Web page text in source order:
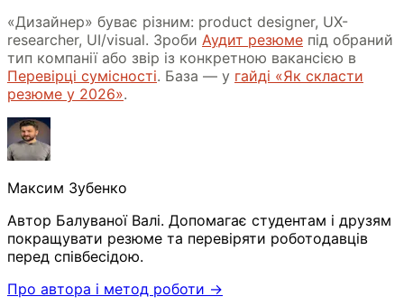
«Дизайнер» буває різним: product designer, UX-
researcher, UI/visual. Зроби Аудит резюме під обраний
тип компанії або звір із конкретною вакансією в
Перевірці сумісності. База — у гайді «Як скласти
резюме у 2026».
Максим Зубенко
Автор Балуваної Валі. Допомагає студентам і друзям
покращувати резюме та перевіряти роботодавців
перед співбесідою.
Про автора і метод роботи →